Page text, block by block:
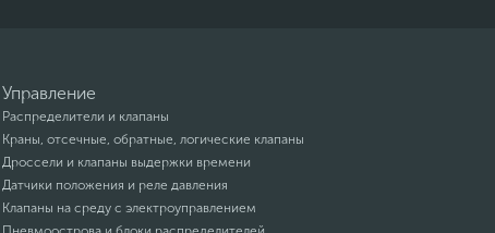
Управление
Распределители и клапаны
Краны, отсечные, обратные, логические клапаны
Дроссели и клапаны выдержки времени
Датчики положения и реле давления
Клапаны на среду с электроуправлением